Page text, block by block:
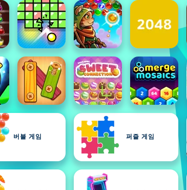
버블 게임 퍼즐 게임